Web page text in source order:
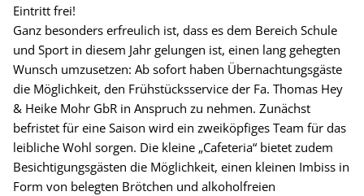
Eintritt frei!
Ganz besonders erfreulich ist, dass es dem Bereich Schule
und Sport in diesem Jahr gelungen ist, einen lang gehegten
Wunsch umzusetzen: Ab sofort haben Übernachtungsgäste
die Möglichkeit, den Frühstücksservice der Fa. Thomas Hey
& Heike Mohr GbR in Anspruch zu nehmen. Zunächst
befristet für eine Saison wird ein zweiköpfiges Team für das
leibliche Wohl sorgen. Die kleine „Cafeteria“ bietet zudem
Besichtigungsgästen die Möglichkeit, einen kleinen Imbiss in
Form von belegten Brötchen und alkoholfreien